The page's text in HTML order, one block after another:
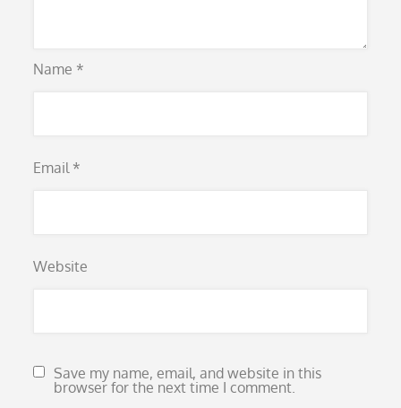
Name *
Email *
Website
Save my name, email, and website in this
browser for the next time I comment.